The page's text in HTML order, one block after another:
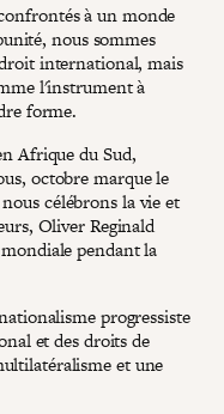
à un monde
nous sommes
international, mais
l'instrument à
forme.
Afrique du Sud,
octobre marque le
célébrons la vie et
Oliver Reginald
pendant la
progressiste
et des droits de
et une